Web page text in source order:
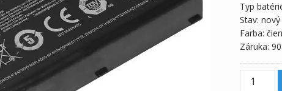
Typ
Stav: nový
Farba:
Záruka:
množstvo